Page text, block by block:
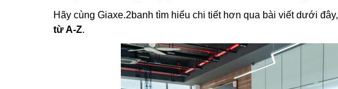
Hãy cùng Giaxe.2banh tìm hiểu chi tiết hơn qua bài viết dưới đây,
từ A-Z.